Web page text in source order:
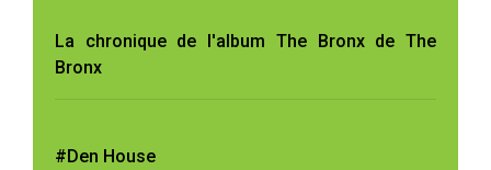
La chronique de l'album The Bronx de The
Bronx
#Den House